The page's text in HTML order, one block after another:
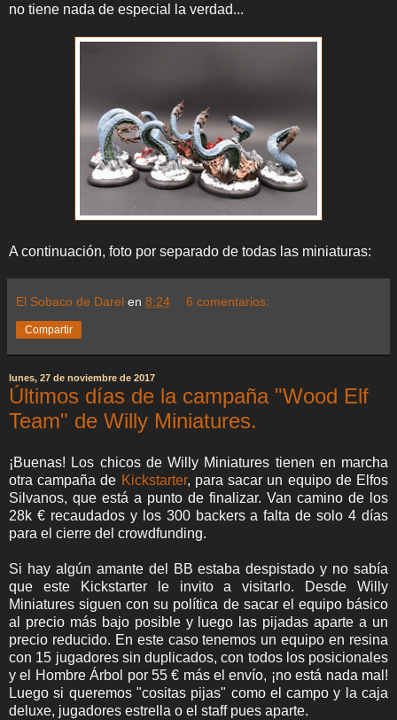
no tiene nada de especial la verdad...
A continuación, foto por separado de todas las miniaturas:
El Sobaco de Darel en 8:24 6 comentarios:
Compartir
lunes, 27 de noviembre de 2017
Últimos días de la campaña "Wood Elf
Team" de Willy Miniatures.
¡Buenas! Los chicos de Willy Miniatures tienen en marcha
otra campaña de Kickstarter, para sacar un equipo de Elfos
Silvanos, que está a punto de finalizar. Van camino de los
28k € recaudados y los 300 backers a falta de solo 4 días
para el cierre del crowdfunding.
Si hay algún amante del BB estaba despistado y no sabía
que este Kickstarter le invito a visitarlo. Desde Willy
Miniatures siguen con su política de sacar el equipo básico
al precio más bajo posible y luego las pijadas aparte a un
precio reducido. En este caso tenemos un equipo en resina
con 15 jugadores sin duplicados, con todos los posicionales
y el Hombre Árbol por 55 € más el envío, ¡no está nada mal!
Luego si queremos "cositas pijas" como el campo y la caja
deluxe, jugadores estrella o el staff pues aparte.